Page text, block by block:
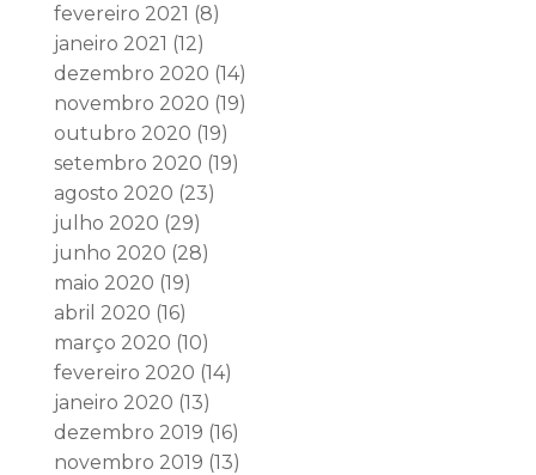
fevereiro 2021 (8)
janeiro 2021 (12)
dezembro 2020 (14)
novembro 2020 (19)
outubro 2020 (19)
setembro 2020 (19)
agosto 2020 (23)
julho 2020 (29)
junho 2020 (28)
maio 2020 (19)
abril 2020 (16)
março 2020 (10)
fevereiro 2020 (14)
janeiro 2020 (13)
dezembro 2019 (16)
novembro 2019 (13)